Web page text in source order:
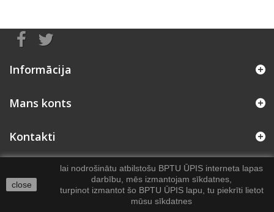
close
lai nodrošinātu atbilstošu BPTU ŪPIS interneta lapas
darbību, mēs izmantojam sīkdatnes,
turpinot izmantot šo BPTU ŪPIS lapu, tu piekrīti lietot
mūsu sīkdatnes
Informācija
Mans konts
Kontakti